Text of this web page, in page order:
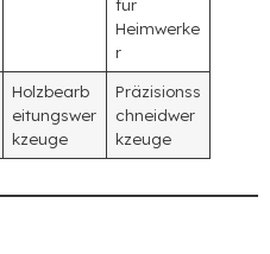
für
Heimwerke
r
Holzbearb
eitungswer
kzeuge
Präzisionss
chneidwer
kzeuge